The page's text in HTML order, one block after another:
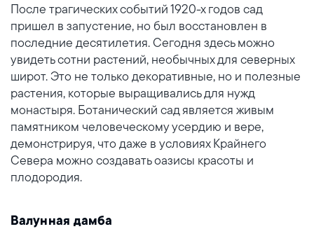
После трагических событий 1920-х годов сад
пришел в запустение, но был восстановлен в
последние десятилетия. Сегодня здесь можно
увидеть сотни растений, необычных для северных
широт. Это не только декоративные, но и полезные
растения, которые выращивались для нужд
монастыря. Ботанический сад является живым
памятником человеческому усердию и вере,
демонстрируя, что даже в условиях Крайнего
Севера можно создавать оазисы красоты и
плодородия.
Валунная дамба